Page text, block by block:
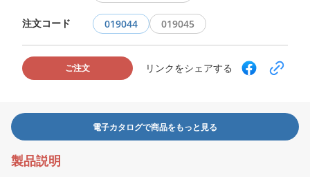
注文コード 019044 019045
ご注文 リンクをシェアする
電子カタログで商品をもっと見る
製品説明